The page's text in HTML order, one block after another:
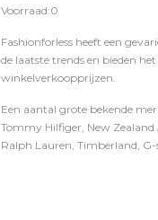
Voorraad:0
Fashionforless heeft een
de laatste trends en bieden
winkelverkoopprijzen.
Een aantal grote bekende
Tommy Hilfiger, New Zealand
Ralph Lauren, Timberland, G-